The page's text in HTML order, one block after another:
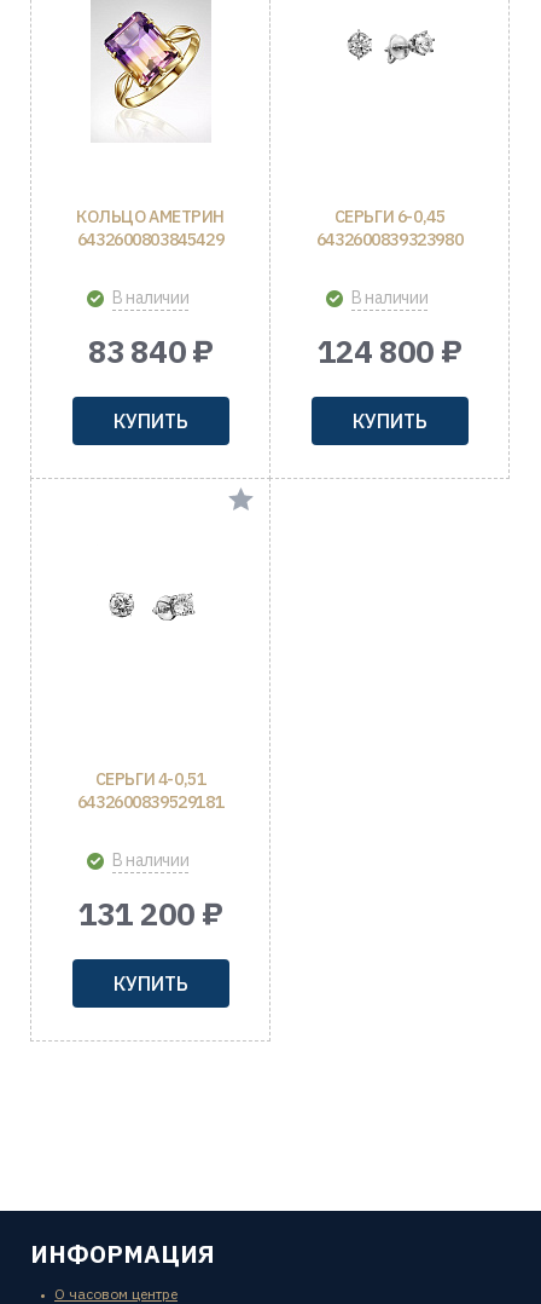
КОЛЬЦО АМЕТРИН
6432600803845429
В наличии
83 840 ₽
КУПИТЬ
СЕРЬГИ 6-0,45
6432600839323980
В наличии
124 800 ₽
КУПИТЬ
СЕРЬГИ 4-0,51
6432600839529181
В наличии
131 200 ₽
КУПИТЬ
ИНФОРМАЦИЯ
О часовом центре